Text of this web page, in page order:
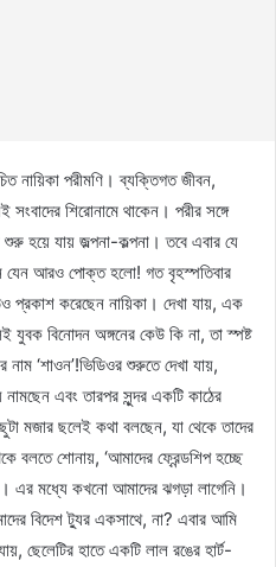
নায়িকা পরীমণি। ব্যক্তিগত জীবন,
শিরোনামে থাকেন। পরীর সঙ্গে
হয়ে যায় জল্পনা-কল্পনা। তবে এবার যে
যেন আরও পোক্ত হলো! গত বৃহস্পতিবার
প্রকাশ করেছেন নায়িকা। দেখা যায়, এক
যুবক বিনোদন অঙ্গনের কেউ কি না, তা স্পষ্ট
‘শাওন’!ভিডিওর শুরুতে দেখা যায়,
নামছেন এবং তারপর সুন্দর একটি কাঠের
মজার ছলেই কথা বলছেন, যা থেকে তাদের
বলতে শোনায়, ‘আমাদের ফ্রেন্ডশিপ হচ্ছে
মধ্যে কখনো আমাদের ঝগড়া লাগেনি।
বিদেশ ট্যুর একসাথে, না? এবার আমি
ছেলেটির হাতে একটি লাল রঙের হার্ট-